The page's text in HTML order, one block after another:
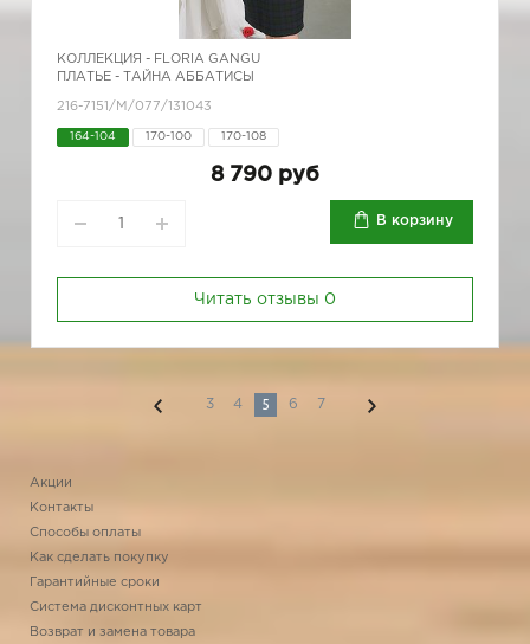
КОЛЛЕКЦИЯ - FLORIA GANGU
ПЛАТЬЕ - ТАЙНА АББАТИСЫ
216-7151/М/077/131043
164-104 170-100 170-108
8 790 руб
В корзину
Читать отзывы 0
3 4 5 6 7
Акции
Контакты
Способы оплаты
Как сделать покупку
Гарантийные сроки
Система дисконтных карт
Возврат и замена товара